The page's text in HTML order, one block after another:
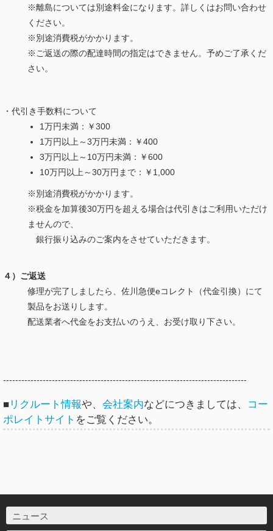
※離島については別途料金になります。詳しくはお問い合わせ
ください。
※別途消費税がかかります。
※ご返送の際の配達時間の指定はできません。予めご了承くだ
さい。
・代引き手数料について
1万円未満：￥300
1万円以上～3万円未満：￥400
3万円以上～10万円未満：￥600
10万円以上～30万円まで：￥1,000
※別途消費税がかかります。
※税金を加算後30万円を超える場合は代引きはご利用いただけ
ませんので、
銀行振り込みのご案内をさせていただきます。
４）ご返送
修理が完了しましたら、佐川急便eコレクト（代金引換）にて
製品をお送りします。
配送業者へ代金をお支払いのうえ、お受け取り下さい。
--------------------------------------------------------------------------------
■ リクルート情報や、 会社案内などにつきましては、
コー
ポレイトサイト をご覧ください。
ニュース